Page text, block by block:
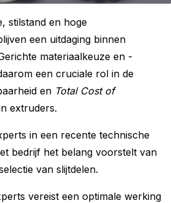
stilstand en hoge
een uitdaging binnen
materiaalkeuze en -
een ​​cruciale rol in de
en Total Cost of
extruders.
in een recente technische
bedrijf het belang voorstelt van
van slijtdelen.
vereist een optimale werking